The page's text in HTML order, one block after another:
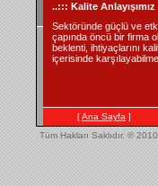
..::: Kalite Anlayışımız
Sektöründe güçlü ve
çapında öncü bir firma
beklenti, ihtiyaçlarını
içerisinde
[Ana Sayfa ]
Tüm Hakları Saklıdır.© 2010